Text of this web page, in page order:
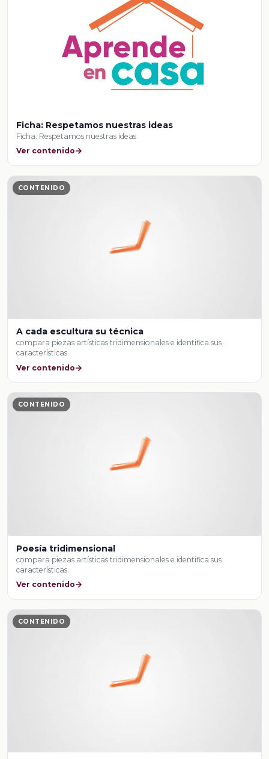
Ficha: Respetamos nuestras ideas
Ficha: Respetamos nuestras ideas
Ver contenido
CONTENIDO
A cada escultura su técnica
compara piezas artísticas tridimensionales e identifica sus
características.
Ver contenido
CONTENIDO
Poesía tridimensional
compara piezas artísticas tridimensionales e identifica sus
características.
Ver contenido
CONTENIDO